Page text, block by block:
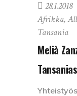
28.1.2018
Afrikka,
Tansania
Melià